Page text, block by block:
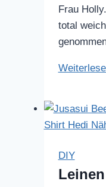
Frau
total
DIY